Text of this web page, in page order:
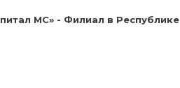
МС» - Филиал в Республике